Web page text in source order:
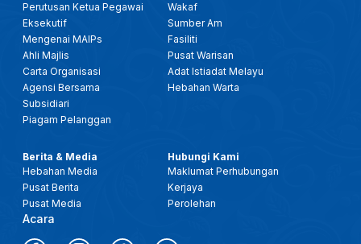
Perutusan Ketua Pegawai
Eksekutif
Mengenai MAIPs
Ahli Majlis
Carta Organisasi
Agensi Bersama
Subsidiari
Piagam Pelanggan
Wakaf
Sumber Am
Fasiliti
Pusat Warisan
Adat Istiadat Melayu
Hebahan Warta
Berita & Media
Hebahan Media
Pusat Berita
Pusat Media
Acara
Hubungi Kami
Maklumat Perhubungan
Kerjaya
Perolehan